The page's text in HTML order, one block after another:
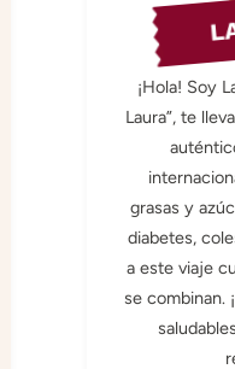
¡Hola! Soy
Laura”, te
grasas y
diabetes,
a este viaje
se combinan.